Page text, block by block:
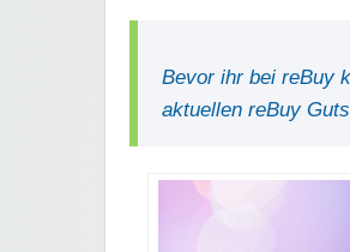
Bevor ihr bei reBuy
aktuellen reBuy